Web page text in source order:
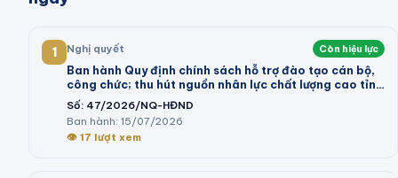
1 Nghị quyết Còn hiệu lực
Ban hành Quy định chính sách hỗ trợ đào tạo cán bộ,
công chức; thu hút nguồn nhân lực chất lượng cao tỉnh
Vĩnh Long giai đoạn 2026 - 2030
Số: 47/2026/NQ-HĐND
Ban hành: 15/07/2026
👁 17 lượt xem